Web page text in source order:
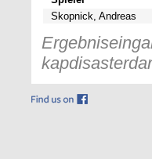
Skopnick, Andreas